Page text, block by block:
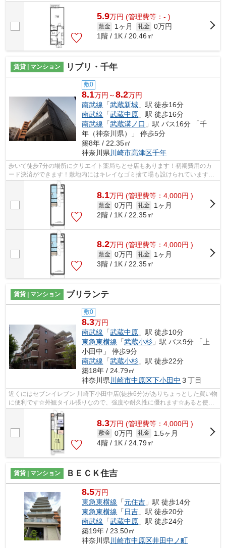
ートです。川崎市中原区エリアにある...
5.9万円 (管理費等：- )
敷金 1ヶ月 礼金 0万円
1階 / 1K / 20.46㎡
賃貸 | マンション リブリ・千年
敷0
8.1万円～8.2万円
南武線 「武蔵新城 」駅 徒歩16分
南武線 「武蔵中原 」駅 徒歩16分
南武線 「武蔵溝ノ口 」駅 バス16分 「千
年（神奈川県）」 停歩5分
築8年 / 22.35㎡
神奈川県 川崎市高津区千年
歩いて徒歩7分の場所にクリエイト薬局ちとせ店もあります！初期費用のカ
ード決済ができます！敷地内にはキレイなゴミ捨て場も設けられています！
室内を明るく照らす陽射しが気持ちの良...
8.1万円 (管理費等：4,000円 )
敷金 0万円 礼金
1ヶ月
2階 / 1K / 22.35㎡
8.2万円 (管理費等：4,000円 )
敷金 0万円 礼金
1ヶ月
3階 / 1K / 22.35㎡
賃貸 | マンション ブリランテ
敷0
8.3万円
南武線 「武蔵中原 」駅 徒歩10分
東急東横線 「武蔵小杉 」駅 バス9分 「上
小田中」 停歩9分
南武線 「武蔵小杉 」駅 徒歩22分
築18年 / 24.79㎡
神奈川県川崎市中原区下小田中 ３丁目
近くにはセブンイレブン 川崎下小田中店(徒歩6分)がありちょっとした買い物
に便利です☆外観タイル張りなので、強度や耐久性に優れます☆あると使い
勝手がよく利便性が高いのが敷地内ご...
8.3万円 (管理費等：4,000円 )
敷金 0万円 礼金
1.5ヶ月
4階 / 1K / 24.79㎡
賃貸 | マンション ＢＥＣＫ住吉
8.5万円
東急東横線 「元住吉 」駅 徒歩14分
東急東横線 「 日吉 」駅 徒歩20分
南武線 「武蔵中原 」駅 徒歩24分
築19年 / 23.50㎡
神奈川県 川崎市中原区井田中ノ町